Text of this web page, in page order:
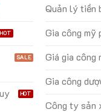
Quản lý tiền
Gia công mỹ
Giá gia công
Gia công
Công ty sản